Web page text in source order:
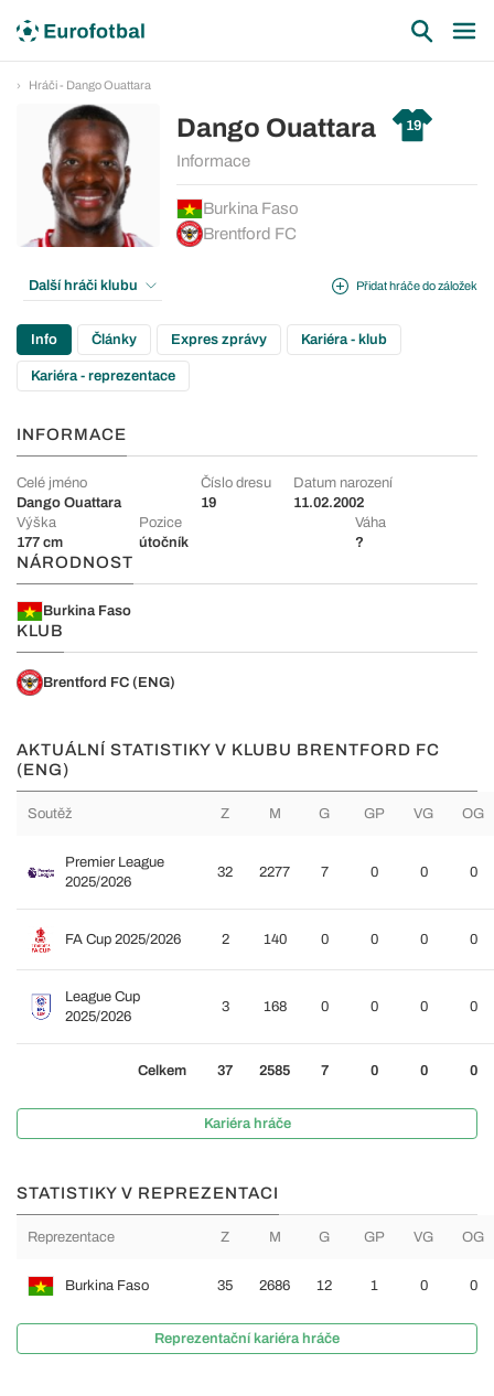
Hráči - Dango Ouattara
Dango Ouattara 19
Informace
Burkina Faso
Brentford FC
Přidat hráče do záložek
Další hráči klubu
Info Články Expres zprávy Kariéra - klub
Kariéra - reprezentace
INFORMACE
Celé jméno
Dango Ouattara
Číslo dresu
19
Datum narození
11.02.2002
Výška
177 cm
Pozice
útočník
Váha
?
NÁRODNOST
Burkina Faso
KLUB
Brentford FC (ENG)
AKTUÁLNÍ STATISTIKY V KLUBU BRENTFORD FC
(ENG)
Soutěž Z M G GP VG OG
Premier League
2025/2026
32 2277 7 0 0 0
FA Cup 2025/2026 2 140 0 0 0 0
League Cup
2025/2026
3 168 0 0 0 0
Celkem 37 2585 7 0 0 0
Kariéra hráče
STATISTIKY V REPREZENTACI
Reprezentace Z M G GP VG OG
Burkina Faso 35 2686 12 1 0 0
Reprezentační kariéra hráče